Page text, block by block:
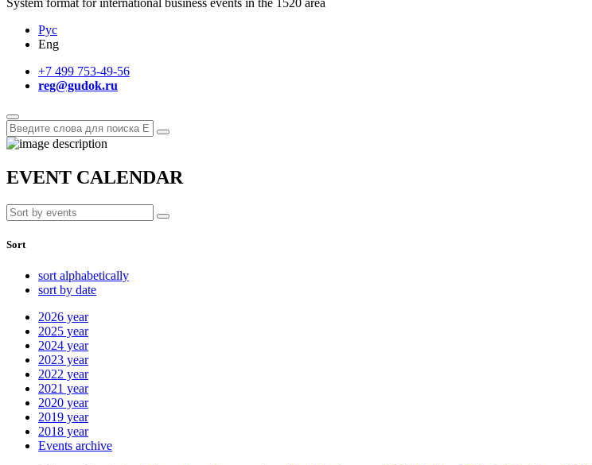
System format for international business events in the 1520 area
Рус
Eng
+7 499 753-49-56
reg@gudok.ru
EVENT CALENDAR
Sort
sort alphabetically
sort by date
2026 year
2025 year
2024 year
2023 year
2022 year
2021 year
2020 year
2019 year
2018 year
Events archive